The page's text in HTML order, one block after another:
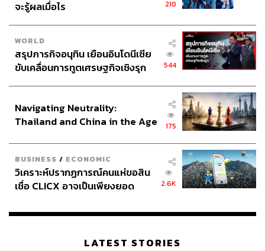
จะรู้ผลเมื่อไร
210
WORLD
สรุปภารกิจอนุทิน เยือนอินโดนีเซีย
ขับเคลื่อนการทูตเศรษฐกิจเชิงรุก
544
Navigating Neutrality:
Thailand and China in the Age
175
BUSINESS / ECONOMIC
วิเคราะห์ปรากฏการณ์คนแห่ขอสิน
เชื่อ CLICX อาจเป็นเพียงยอด
เรือนไทยที่ถูกซุกไว้
2.6K
LATEST STORIES